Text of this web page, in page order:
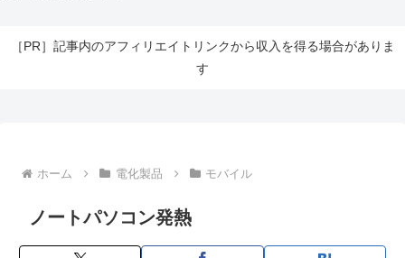
［PR］記事内のアフィリエイトリンクから収入を得る場合がありま
す
ホーム 電化製品 モバイル
ノートパソコン発熱